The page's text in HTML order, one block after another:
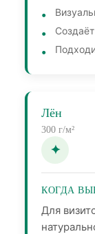
Лён
300 г/м²
КОГДА
Для